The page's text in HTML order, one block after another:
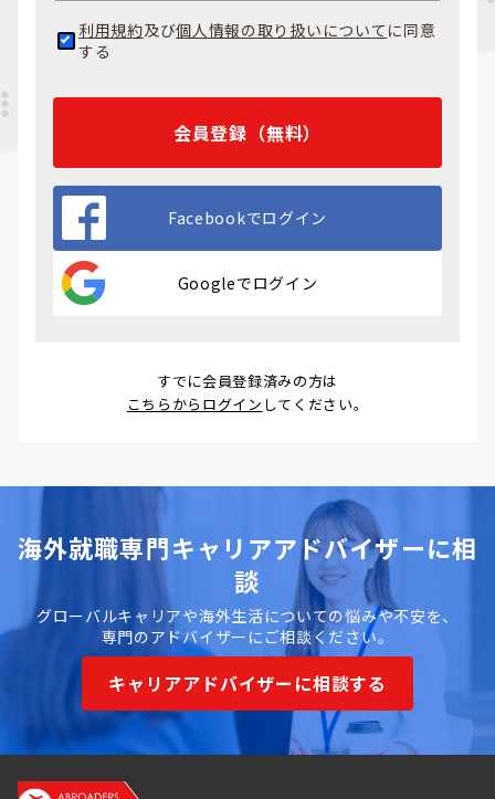
利用規約及び個人情報の取り扱いについて に同意
する
会員登録（無料）
Facebookでログイン
Googleでログイン
すでに会員登録済みの方は
こちらからログイン してください。
海外就職専門キャリアアドバイザーに相
談
グローバルキャリアや海外生活についての悩みや不安を、
専門のアドバイザーにご相談ください。
キャリアアドバイザーに相談する